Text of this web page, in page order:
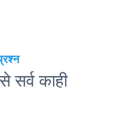
सर्व काही